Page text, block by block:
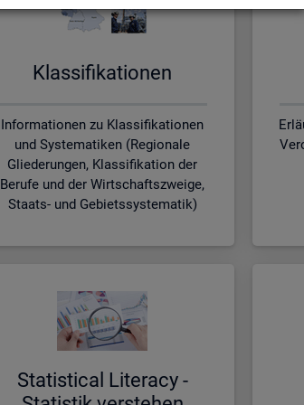
Klas­si­fi­ka­tio­nen
Informationen zu Klassifikationen
und Systematiken (Regionale
Gliederungen, Klassifikation der
Berufe und der Wirtschaftszweige,
Staats- und Gebietssystematik)
Sta­ti­s­ti­cal Li­te­r­acy -